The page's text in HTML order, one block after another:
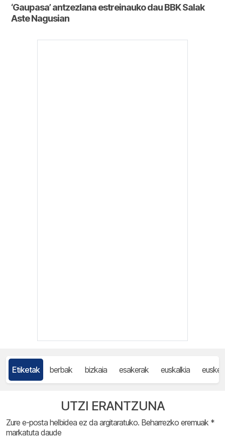
‘Gaupasa’ antzezlana estreinauko dau BBK Salak
Aste Nagusian
Etiketak berbak bizkaia esakerak euskalkia
UTZI ERANTZUNA
Zure e-posta helbidea ez da argitaratuko. Beharrezko eremuak *
markatuta daude